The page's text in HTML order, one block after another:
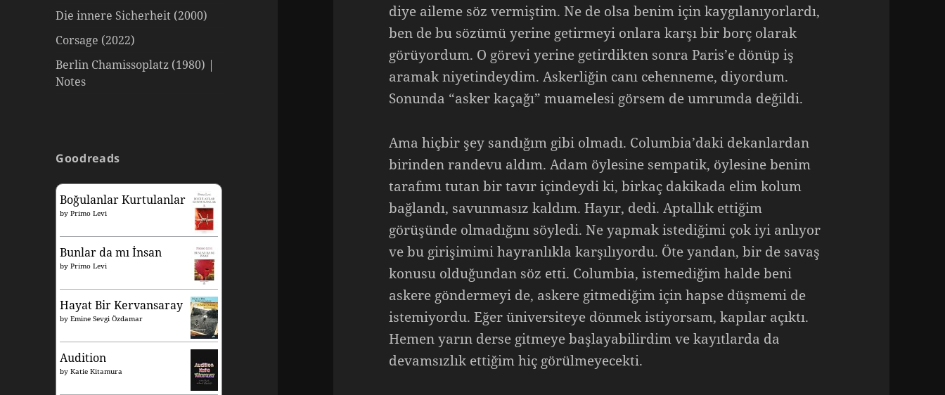
Die innere Sicherheit (2000)
Corsage (2022)
Berlin Chamissoplatz (1980) |
Notes
Goodreads
Boğulanlar Kurtulanlar
byPrimo Levi
Bunlar da mı İnsan
byPrimo Levi
Hayat Bir Kervansaray
byEmine Sevgi Özdamar
Audition
byKatie Kitamura
diye aileme söz vermiştim. Ne de olsa benim için kaygılanıyorlardı,
ben de bu sözümü yerine getirmeyi onlara karşı bir borç olarak
görüyordum. O görevi yerine getirdikten sonra Paris’e dönüp iş
aramak niyetindeydim. Askerliğin canı cehenneme, diyordum.
Sonunda “asker kaçağı” muamelesi görsem de umrumda değildi.
Ama hiçbir şey sandığım gibi olmadı. Columbia’daki dekanlardan
birinden randevu aldım. Adam öylesine sempatik, öylesine benim
tarafımı tutan bir tavır içindeydi ki, birkaç dakikada elim kolum
bağlandı, savunmasız kaldım. Hayır, dedi. Aptallık ettiğim
görüşünde olmadığını söyledi. Ne yapmak istediğimi çok iyi anlıyor
ve bu girişimimi hayranlıkla karşılıyordu. Öte yandan, bir de savaş
konusu olduğundan söz etti. Columbia, istemediğim halde beni
askere göndermeyi de, askere gitmediğim için hapse düşmemi de
istemiyordu. Eğer üniversiteye dönmek istiyorsam, kapılar açıktı.
Hemen yarın derse gitmeye başlayabilirdim ve kayıtlarda da
devamsızlık ettiğim hiç görülmeyecekti.